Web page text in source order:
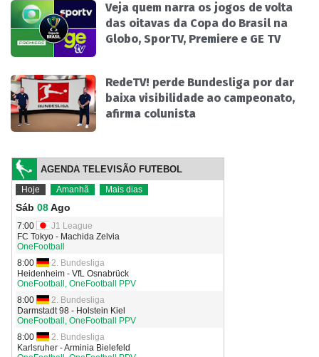
Veja quem narra os jogos de volta
das oitavas da Copa do Brasil na
Globo, SporTV, Premiere e GE TV
RedeTV! perde Bundesliga por dar
baixa visibilidade ao campeonato,
afirma colunista